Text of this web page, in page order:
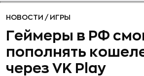
НОВОСТИ / ИГРЫ
Геймеры в РФ
пополнять
через VK Play